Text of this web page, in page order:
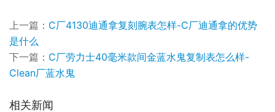
上一篇： C厂4130迪通拿复刻腕表怎样-C厂迪通拿的优势
是什么
下一篇： C厂劳力士40毫米款间金蓝水鬼复制表怎么样-
Clean厂蓝水鬼
相关新闻